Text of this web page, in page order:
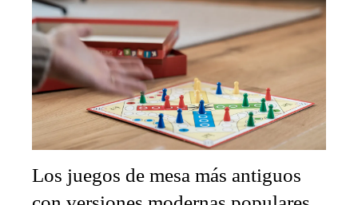
Los juegos de mesa más antiguos